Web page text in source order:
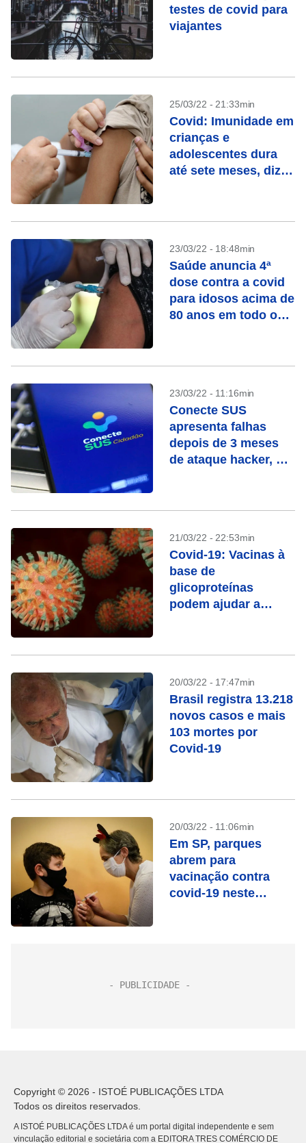
testes de covid para
viajantes
25/03/22 - 21:33min
Covid: Imunidade em
crianças e
adolescentes dura
até sete meses, diz
23/03/22 - 18:48min
Saúde anuncia 4ª
dose contra a covid
para idosos acima de
80 anos em todo o
23/03/22 - 11:16min
Conecte SUS
apresenta falhas
depois de 3 meses
de ataque hacker, diz
21/03/22 - 22:53min
Covid-19: Vacinas à
base de
glicoproteínas
podem ajudar a
20/03/22 - 17:47min
Brasil registra 13.218
novos casos e mais
103 mortes por
Covid-19
20/03/22 - 11:06min
Em SP, parques
abrem para
vacinação contra
covid-19 neste
Copyright © 2026 - ISTOÉ PUBLICAÇÕES LTDA
Todos os direitos reservados.
A ISTOÉ PUBLICAÇÕES LTDA é um portal digital independente e sem
vinculação editorial e societária com a EDITORA TRES COMÉRCIO DE